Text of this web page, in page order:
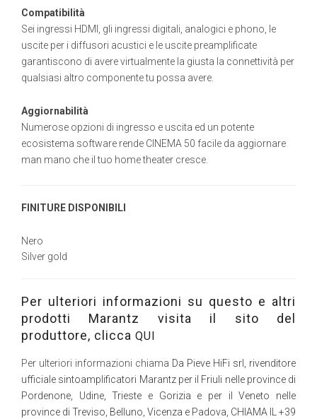
Compatibilità
Sei ingressi HDMI, gli ingressi digitali, analogici e phono, le
uscite per i diffusori acustici e le uscite preamplificate
garantiscono di avere virtualmente la giusta la connettività per
qualsiasi altro componente tu possa avere.
Aggiornabilità
Numerose opzioni di ingresso e uscita ed un potente
ecosistema software rende CINEMA 50 facile da aggiornare
man mano che il tuo home theater cresce.
FINITURE DISPONIBILI
Nero
Silver gold
Per ulteriori informazioni su questo e altri
prodotti Marantz visita il sito del
produttore, clicca QUI
Per ulteriori informazioni chiama Da Pieve HiFi srl, rivenditore
ufficiale sintoamplificatori Marantz per il Friuli nelle province di
Pordenone, Udine, Trieste e Gorizia e per il Veneto nelle
province di Treviso, Belluno, Vicenza e Padova, CHIAMA IL +39